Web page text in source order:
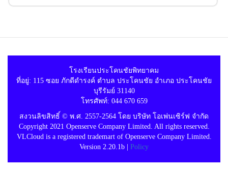
โรงเรียนประโคนชัยพิทยาคม
ที่อยู่: 115 ซอย ภักดีดำรงค์ ตำบล ประโคนชัย อำเภอ ประโคนชัย
บุรีรัมย์ 31140
โทรศัพท์: 044 670 659
สงวนลิขสิทธิ์ © พ.ศ. 2557-2564 โดย บริษัท โอเพ่นเซิร์ฟ จำกัด
Copyright 2021 Openserve Company Limited. All rights reserved.
VLCloud is a registered trademart of Openserve Company Limited.
Version 2.20.1b | Policy